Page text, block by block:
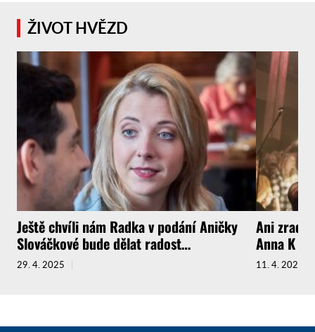
ŽIVOT HVĚZD
Ještě chvíli nám Radka v podání Aničky
Slováčkové bude dělat radost…
29. 4. 2025
Ani zrada
Anna K si
11. 4. 2025